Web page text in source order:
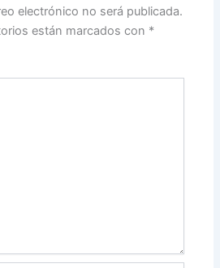
electrónico no será publicada.
están marcados con *